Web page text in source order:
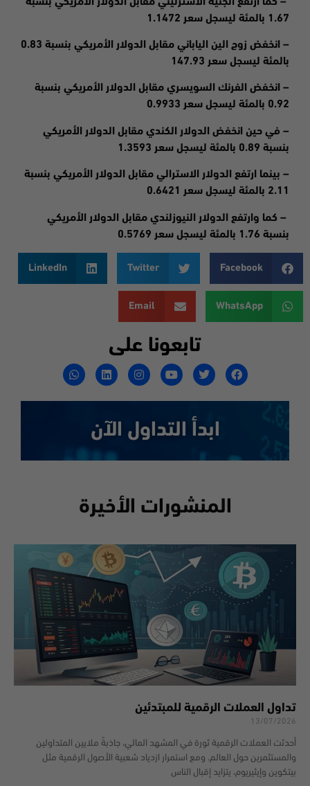
1.67 بالمئة ليسجل سعر 1.1472
– انخفض زوج الين الياباني مقابل الدولار الأمريكي بنسبة 0.83
بالمئة ليسجل سعر 147.93
– انخفض الفرنك السويسري مقابل الدولار الأمريكي بنسبة
0.92 بالمئة ليسجل سعر 0.9933
– في حين انخفض الدولار الكندي مقابل الدولار الأمريكي
بنسبة 0.89 بالمئة ليسجل سعر 1.3593
– بينما ارتفع الدولار الاسترالي مقابل الدولار الأمريكي بنسبة
2.11 بالمئة ليسجل سعر 0.6421
– كما وارتفع الدولار النيوزلندي مقابل الدولار الأمريكي
بنسبة 1.76 بالمئة ليسجل سعر 0.5769
Facebook
Twitter
LinkedIn
WhatsApp
Email
تابعونا على
ابدأ التداول الآن
المنشورات الأخيرة
تداول العملات الرقمية للمبتدئين
13/07/2026
أحدثت العملات الرقمية ثورة في المشهد المالي، جاذبةً ملايين المتداولين
والمستثمرين حول العالم. ومع استمرار ازدياد شعبية الأصول الرقمية مثل
بيتكوين وإيثيريوم، يتزايد إقبال الناس